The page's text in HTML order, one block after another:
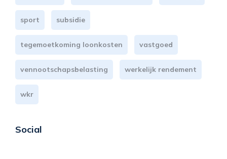
sport subsidie
tegemoetkoming loonkosten vastgoed
vennootschapsbelasting werkelijk rendement
wkr
Social